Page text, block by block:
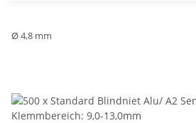
Ø 4,8 mm